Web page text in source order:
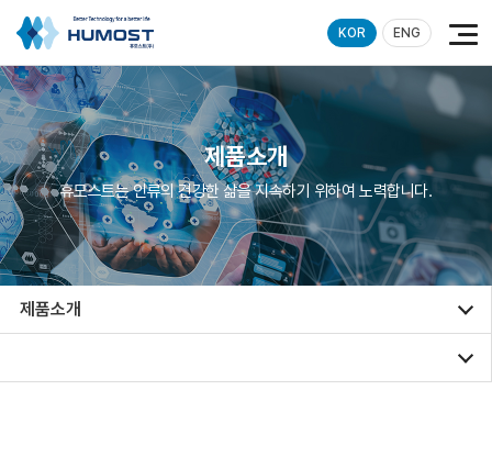
KOR ENG
제품소개
휴모스트는 인류의 건강한 삶을 지속하기 위하여 노력합니다.
제품소개